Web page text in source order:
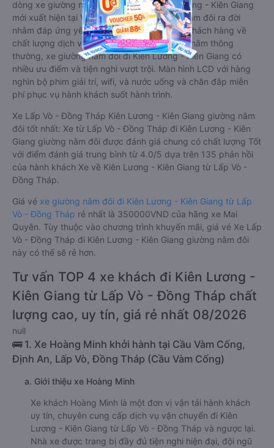
dòng xe giường nằm cho cặp đôi đi Kiên Lương - Kiên Giang
mới xuất hiện tại Việt Nam. Loại xe giường nằm đôi ra đời
nhằm đáp ứng yêu cầu ngày càng cao của khách hàng về
chất lượng dịch vụ vận tải. So với xe giường nằm thông
thường, xe giường nằm đôi đi Kiên Lương - Kiên Giang có
nhiều ưu điểm và tiện nghi vượt trội. Màn hình LCD với hàng
nghìn bộ phim giải trí, wifi, và nước uống và chăn đắp miễn
phí phục vụ hành khách suốt hành trình.
Xe Lấp Vò - Đồng Tháp Kiên Lương - Kiên Giang giường nằm
đôi tốt nhất: Xe từ Lấp Vò - Đồng Tháp đi Kiên Lương - Kiên
Giang giường nằm đôi được đánh giá chung có chất lượng Tốt
với điểm đánh giá trung bình từ 4.0/5 dựa trên 135 phản hồi
của hành khách Xe về Kiên Lương - Kiên Giang từ Lấp Vò -
Đồng Tháp.
Giá vé xe giường nằm đôi đi Kiên Lương - Kiên Giang từ Lấp
Vò - Đồng Tháp rẻ nhất là 350000VND của hãng xe Mai
Quyên. Tùy thuộc vào chương trình khuyến mãi, giá vé Xe Lấp
Vò - Đồng Tháp đi Kiên Lương - Kiên Giang giường nằm đôi
này có thể sẽ rẻ hơn.
Tư vấn TOP 4 xe khách đi Kiên Lương -
Kiên Giang từ Lấp Vò - Đồng Tháp chất
lượng cao, uy tín, giá rẻ nhất 08/2026
null
🚌 1. Xe Hoàng Minh khởi hành tại Cầu Vàm Cống,
Định An, Lấp Vò, Đồng Tháp (Cầu Vàm Cống)
a. Giới thiệu xe Hoàng Minh
Xe khách Hoàng Minh là một đơn vị vận tải hành khách
uy tín, chuyên cung cấp dịch vụ vận chuyển đi Kiên
Lương - Kiên Giang từ Lấp Vò - Đồng Tháp và ngược lại.
Nhà xe được trang bị đầy đủ tiện nghi hiện đại, đội ngũ